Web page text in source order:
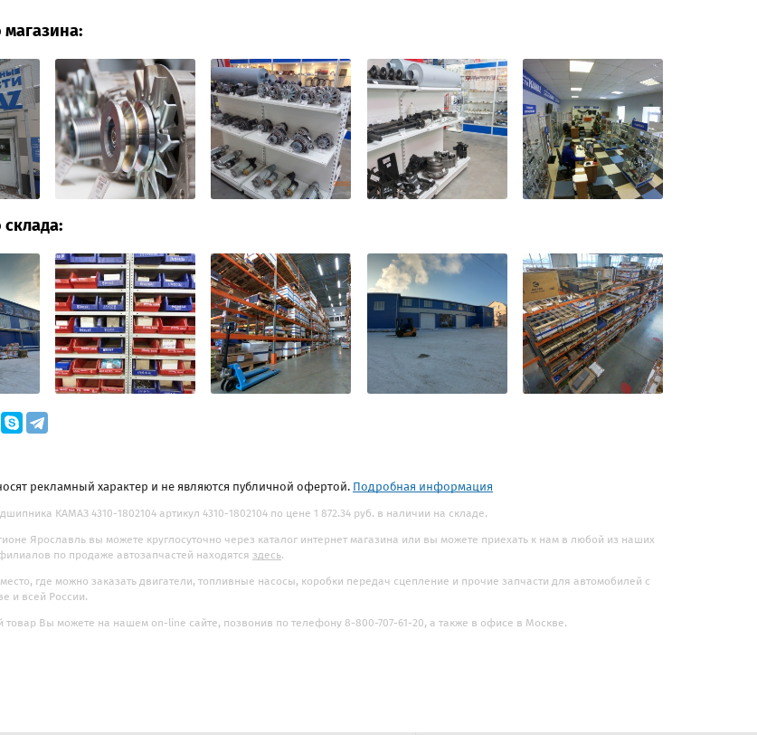
рекламный характер и не являются публичной офертой. Подробная информация
КАМАЗ 4310-1802104 артикул 4310-1802104 по цене 1 872.34 руб. в наличии на складе.
Ярославль вы можете круглосуточно через каталог интернет магазина или вы можете приехать к нам в любой из наших
по продаже автозапчастей находятся здесь.
где можно заказать двигатели, топливные насосы, коробки передач сцепление и прочие запчасти для автомобилей с
и всей России.
товар Вы можете на нашем on-line сайте, позвонив по телефону 8-800-707-61-20, а также в офисе в Москве.